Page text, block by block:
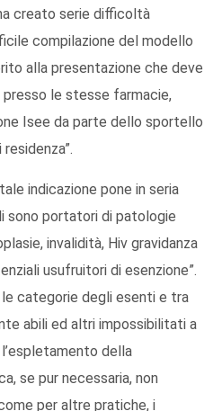
creato serie difficoltà
compilazione del modello
alla presentazione che deve
le stesse farmacie,
Isee da parte dello sportello
indicazione pone in seria
portatori di patologie
invalidità, Hiv gravidanza
usufruitori di esenzione”.
categorie degli esenti e tra
abili ed altri impossibilitati a
della
se pur necessaria, non
per altre pratiche, i